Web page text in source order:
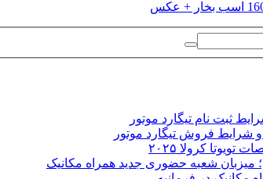
ثبت نام تیگارد موتور
شرایط فروش تیگارد موتور
کرولا ۲۰۲۵
شعبه حضوری جدید همراه مکانیک